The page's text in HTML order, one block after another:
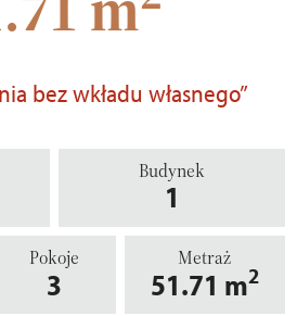
bez wkładu własnego”
Budynek
1
Pokoje
3
Metraż
51.71 m2